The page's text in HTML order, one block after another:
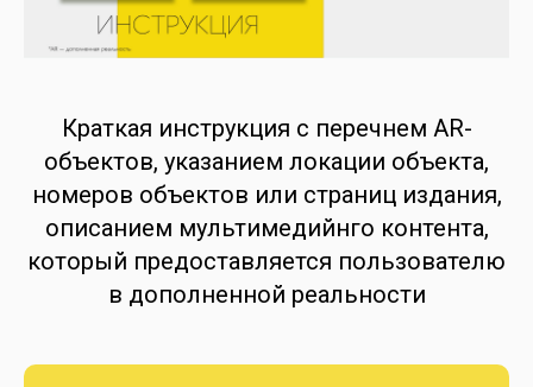
Краткая инструкция с перечнем AR-
объектов, указанием локации объекта,
номеров объектов или страниц издания,
описанием мультимедийнго контента,
который предоставляется пользователю
в дополненной реальности